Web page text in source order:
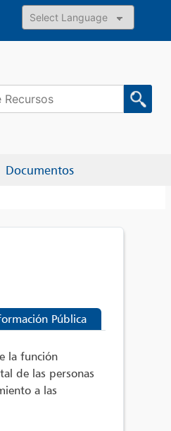
Powered by
Documentos
Pública
la función
de las personas
a las